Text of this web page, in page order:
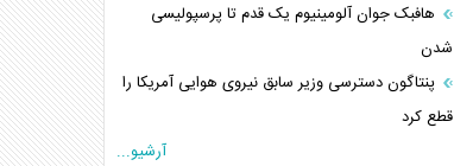
هافبک جوان آلومینیوم یک قدم تا پرسپولیسی
شدن
پنتاگون دسترسی وزیر سابق نیروی هوایی آمریکا را
قطع کرد
آرشیو...